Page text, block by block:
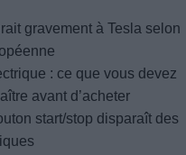
gravement à Tesla selon
: ce que vous devez
avant d’acheter
start/stop disparaît des